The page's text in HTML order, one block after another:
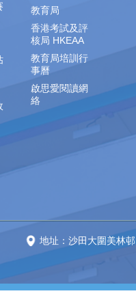
教育局
香港考試及評
核局 HKEAA
教育局培訓行
事曆
啟思愛閱讀網
絡
地址：沙田大圍美林邨